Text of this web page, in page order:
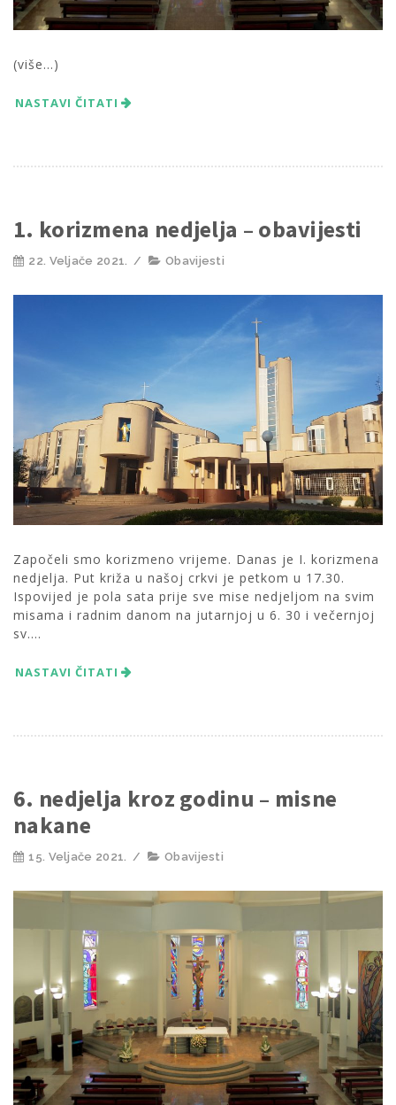
(više…)
NASTAVI ČITATI
1. korizmena nedjelja – obavijesti
22. Veljače 2021. / Obavijesti
Započeli smo korizmeno vrijeme. Danas je I. korizmena
nedjelja. Put križa u našoj crkvi je petkom u 17.30.
Ispovijed je pola sata prije sve mise nedjeljom na svim
misama i radnim danom na jutarnjoj u 6. 30 i večernjoj
sv....
NASTAVI ČITATI
6. nedjelja kroz godinu – misne
nakane
15. Veljače 2021. / Obavijesti